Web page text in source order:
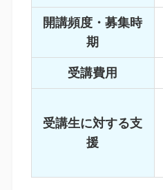
開講頻度・募集時
期
受講費用
受講生に対する支
援